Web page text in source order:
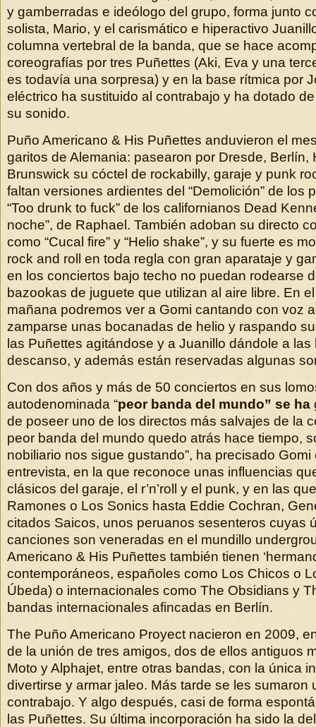
y gamberradas e ideólogo del grupo, forma junto
solista, Mario, y el carismático e hiperactivo
columna vertebral de la banda, que se hace
coreografías por tres Puñettes (Aki, Eva y una
es todavía una sorpresa) y en la base rítmica por
eléctrico ha sustituido al contrabajo y ha dotado
su sonido.
Puño Americano & His Puñettes anduvieron el
garitos de Alemania: pasearon por Dresde, Berlín,
Brunswick su cóctel de rockabilly, garaje y punk
faltan versiones ardientes del “Demolición” de los
“Too drunk to fuck” de los californianos Dead
noche”, de Raphael. También adoban su directo
como “Cucal fire” y “Helio shake”, y su fuerte es
rock and roll en toda regla con gran aparataje y
en los conciertos bajo techo no puedan rodearse
bazookas de juguete que utilizan al aire libre. En
mañana podremos ver a Gomi cantando con voz
zamparse unas bocanadas de helio y raspando
las Puñettes agitándose y a Juanillo dándole a
descanso, y además están reservadas algunas
Con dos años y más de 50 conciertos en sus
autodenominada “peor banda del mundo” se ha
de poseer uno de los directos más salvajes de la
peor banda del mundo quedo atrás hace tiempo,
nobiliario nos sigue gustando”, ha precisado
entrevista, en la que reconoce unas influencias
clásicos del garaje, el r’n’roll y el punk, y en las
Ramones o Los Sonics hasta Eddie Cochran,
citados Saicos, unos peruanos sesenteros cuyas
canciones son veneradas en el mundillo
Americano & His Puñettes también tienen
contemporáneos, españoles como Los Chicos o
Úbeda) o internacionales como The Obsidians y
bandas internacionales afincadas en Berlín.
The Puño Americano Proyect nacieron en 2009,
de la unión de tres amigos, dos de ellos antiguos
Moto y Alphajet, entre otras bandas, con la única
divertirse y armar jaleo. Más tarde se les sumaron
contrabajo. Y algo después, casi de forma
las Puñettes. Su última incorporación ha sido la